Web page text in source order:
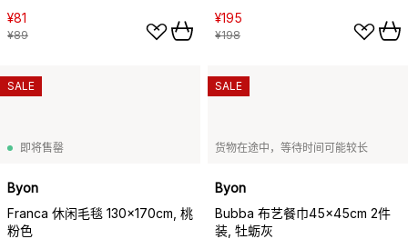
¥81
¥89
¥195
¥198
即将售罄
Byon
Franca 休闲毛毯 130x170cm, 桃
粉色
SALE
货物在途中，等待时间可能较长
Byon
Bubba 布艺餐巾45x45cm 2件
装, 牡蛎灰
SALE